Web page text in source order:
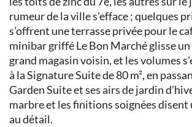
rumeur de la ville s’efface ; quelques
s’offrent une terrasse privée pour le
minibar griffé Le Bon Marché glisse
grand magasin voisin, et les volumes
à la Signature Suite de 80 m², en
Garden Suite et ses airs de jardin
marbre et les finitions soignées disent
au détail.